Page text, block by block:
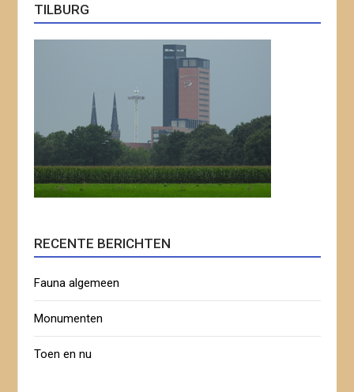
TILBURG
RECENTE BERICHTEN
Fauna algemeen
Monumenten
Toen en nu